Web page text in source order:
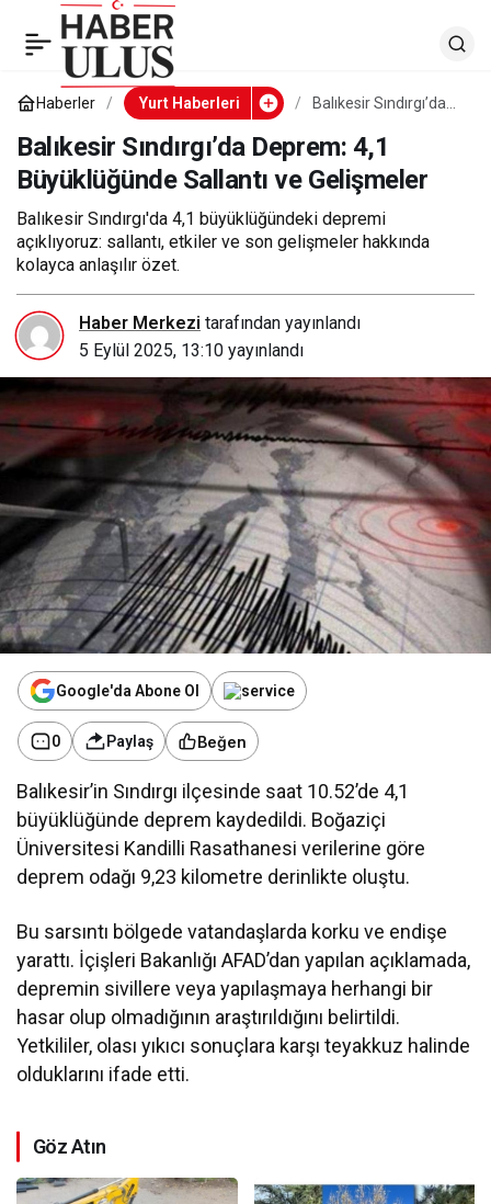
Haberler Yurt Haberleri
Balıkesir Sındırgı’da
Büyüklüğünde
Sallantı ve Gelişmeler
Balıkesir Sındırgı’da Deprem: 4,1
Büyüklüğünde Sallantı ve Gelişmeler
Balıkesir Sındırgı'da 4,1 büyüklüğündeki depremi
açıklıyoruz: sallantı, etkiler ve son gelişmeler hakkında
kolayca anlaşılır özet.
Haber Merkezi tarafından yayınlandı
5 Eylül 2025, 13:10 yayınlandı
Google'da Abone Ol
0 Paylaş Beğen
Balıkesir’in Sındırgı ilçesinde saat 10.52’de 4,1
büyüklüğünde deprem kaydedildi. Boğaziçi
Üniversitesi Kandilli Rasathanesi verilerine göre
deprem odağı 9,23 kilometre derinlikte oluştu.
Bu sarsıntı bölgede vatandaşlarda korku ve endişe
yarattı. İçişleri Bakanlığı AFAD’dan yapılan açıklamada,
depremin sivillere veya yapılaşmaya herhangi bir
hasar olup olmadığının araştırıldığını belirtildi.
Yetkililer, olası yıkıcı sonuçlara karşı teyakkuz halinde
olduklarını ifade etti.
Göz Atın
Balıkesir Sındırgı’da
Deprem: 4,1
Büyüklüğünde Sallantı
ve Gelişmeler